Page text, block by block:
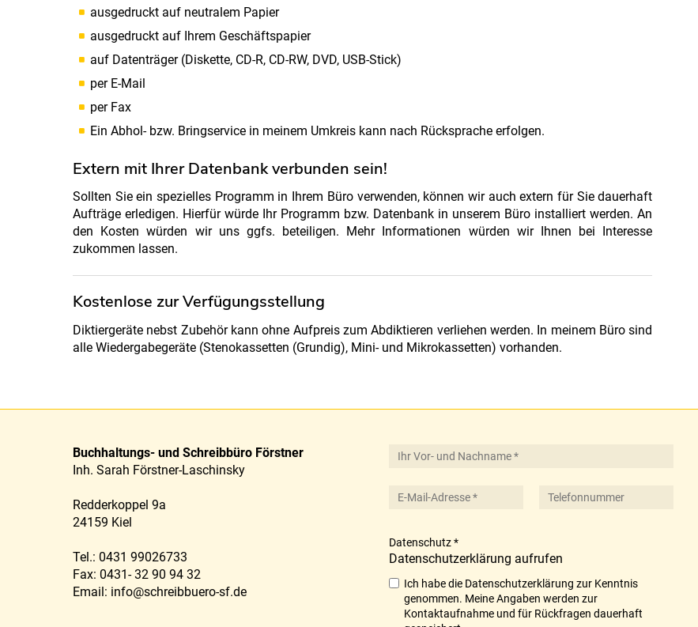
ausgedruckt auf neutralem Papier
ausgedruckt auf Ihrem Geschäftspapier
auf Datenträger (Diskette, CD-R, CD-RW, DVD, USB-Stick)
per E-Mail
per Fax
Ein Abhol- bzw. Bringservice in meinem Umkreis kann nach Rücksprache erfolgen.
Extern mit Ihrer Datenbank verbunden sein!
Sollten Sie ein spezielles Programm in Ihrem Büro verwenden, können wir auch extern für Sie dauerhaft
Aufträge erledigen. Hierfür würde Ihr Programm bzw. Datenbank in unserem Büro installiert werden. An
den Kosten würden wir uns ggfs. beteiligen. Mehr Informationen würden wir Ihnen bei Interesse
zukommen lassen.
Kostenlose zur Verfügungsstellung
Diktiergeräte nebst Zubehör kann ohne Aufpreis zum Abdiktieren verliehen werden. In meinem Büro sind
alle Wiedergabegeräte (Stenokassetten (Grundig), Mini- und Mikrokassetten) vorhanden.
Kontakt
Buchhaltungs- und Schreibbüro Förstner
Inh. Sarah Förstner-Laschinsky
Redderkoppel 9a
24159 Kiel
Tel.: 0431 99026733
Fax: 0431- 32 90 94 32
Email: info@schreibbuero-sf.de
Rückmeldeformular
Datenschutz*
Datenschutzerklärung aufrufen
Ich habe die Datenschutzerklärung zur Kenntnis
genommen. Meine Angaben werden zur
Kontaktaufnahme und für Rückfragen dauerhaft